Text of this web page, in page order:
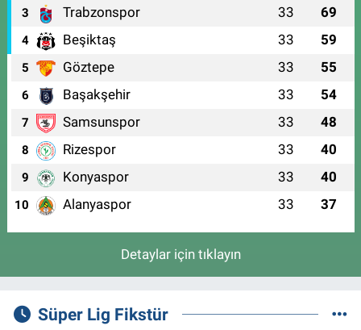
3 Trabzonspor 33 69
4 Beşiktaş 33 59
5 Göztepe 33 55
6 Başakşehir 33 54
7 Samsunspor 33 48
8 Rizespor 33 40
9 Konyaspor 33 40
10 Alanyaspor 33 37
Detaylar için tıklayın
Süper Lig Fikstür